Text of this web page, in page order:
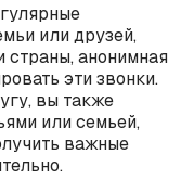
или друзей,
страны, анонимная
эти звонки.
вы также
или семьей,
важные